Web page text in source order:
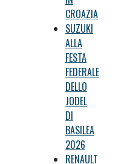
CROAZIA
SUZUKI
ALLA
FESTA
FEDERALE
DELLO
JODEL
DI
BASILEA
2026
RENAULT